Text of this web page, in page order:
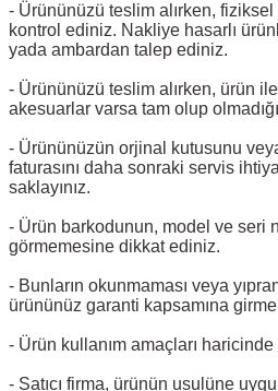
- Ürününüzü teslim alırken, fiziksel
kontrol ediniz. Nakliye hasarlı
yada ambardan talep ediniz.
- Ürününüzü teslim alırken, ürün
akesuarlar varsa tam olup
- Ürününüzün orjinal kutusunu
faturasını daha sonraki servis
saklayınız.
- Ürün barkodunun, model ve seri
görmemesine dikkat ediniz.
- Bunların okunmaması veya
ürününüz garanti kapsamına
- Ürün kullanım amaçları haricinde
- Satıcı firma, ürünün usulüne